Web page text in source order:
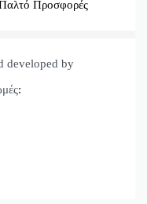
Προσφορές
developed by
: